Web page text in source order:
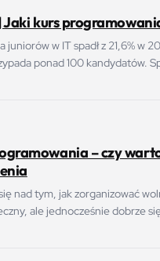
Jaki kurs
juniorów w IT spadł z 21,6% w
ponad 100 kandydatów.
– czy
nad tym, jak zorganizować
ale jednocześnie dobrze